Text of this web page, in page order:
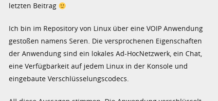
letzten Beitrag
Ich bin im Repository von Linux über eine VOIP Anwendung
gestoßen namens Seren. Die versprochenen Eigenschaften
der Anwendung sind ein lokales Ad-HocNetzwerk, ein Chat,
eine Verfügbarkeit auf jedem Linux in der Konsole und
eingebaute Verschlüsselungscodecs.